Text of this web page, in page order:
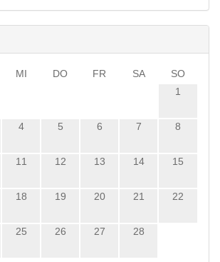
MI DO FR SA
SO
1
4 5 6 7 8
11 12 13 14 15
18 19 20 21 22
25 26 27 28